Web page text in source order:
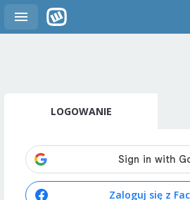
LOGOWANIE
Zaloguj się z